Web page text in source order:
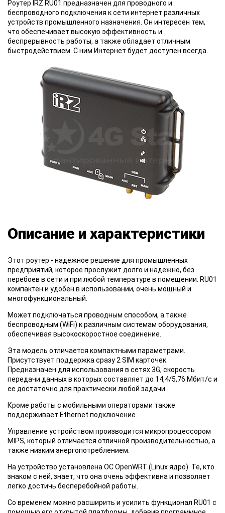
Роутер IRZ RU01 предназначен для проводного и
беспроводного подключения к сети интернет различных
устройств промышленного назначения. Он интересен тем,
что обеспечивает высокую эффективность и
беспрерывность работы, а также обладает отличным
быстродействием. С ним Интернет будет доступен всегда.
Описание и характеристики
Этот роутер - надежное решение для промышленных
предприятий, которое прослужит долго и надежно, без
перебоев в сети и при любой температуре в помещении. RU01
компактен и удобен в использовании, очень мощный и
многофункциональный.
Может подключаться проводным способом, а также
беспроводным (WiFi) к различным системам оборудования,
обеспечивая высокоскоростное соединение.
Эта модель отличается компактными параметрами.
Присутствует поддержка сразу 2 SIM карточек.
Предназначен для использования в сетях 3G, скорость
передачи данных в которых составляет до 14,4/5,76 Мбит/с и
ее достаточно для практически любой задачи.
Кроме работы с мобильными операторами также
поддерживает Ethernet подключение.
Управление устройством производится микропроцессором
MIPS, который отличается отличной производительностью, а
также низким энергопотреблением.
На устройство установлена ОС OpenWRT (Linux ядро). Те, кто
знаком с ней, знает, что она очень эффективна и позволяет
легко достичь бесперебойной работы.
Со временем можно расширить и усилить функционал RU01 с